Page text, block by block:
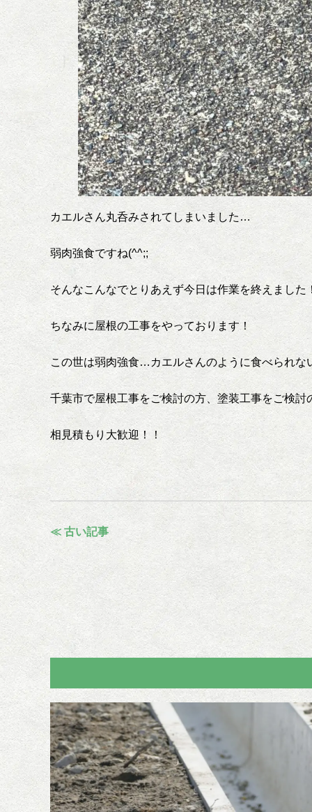
カエルさん丸呑みされてしまいました…
弱肉強食ですね(^^;;
そんなこんなでとりあえず今日は作業を終えました
ちなみに屋根の工事をやっております！
この世は弱肉強食…カエルさんのように食べられ
千葉市で屋根工事をご検討の方、塗装工事をご検
相見積もり大歓迎！！
≪ 古い記事